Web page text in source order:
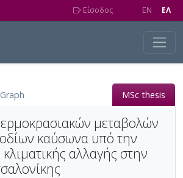
Είσοδος EN EΛ
Graph MSc thesis
μεταβολών
καύσωνα υπό την
αλλαγής στην